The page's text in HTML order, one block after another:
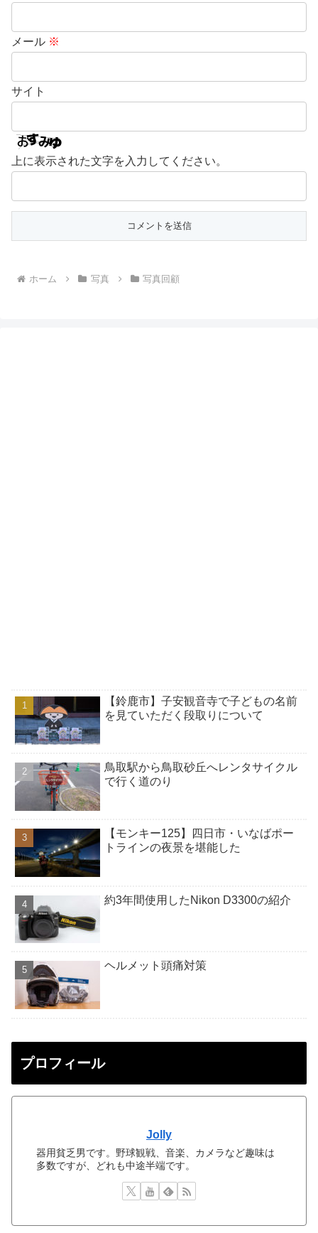
メール ※
サイト
上に表示された文字を入力してください。
ホーム 写真 写真回顧
【鈴鹿市】子安観音寺で子どもの名前
を見ていただく段取りについて
鳥取駅から鳥取砂丘へレンタサイクル
で行く道のり
【モンキー125】四日市・いなばポー
トラインの夜景を堪能した
約3年間使用したNikon D3300の紹介
ヘルメット頭痛対策
プロフィール
Jolly
器用貧乏男です。野球観戦、音楽、カメラなど趣味は
多数ですが、どれも中途半端です。